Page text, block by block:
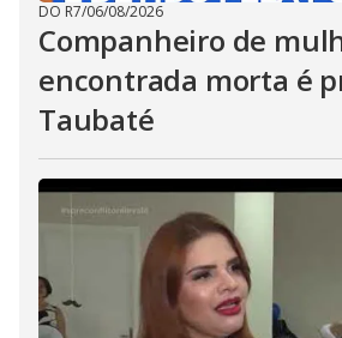
DO R7/06/08/2026
Companheiro de
encontrada morta é
Taubaté